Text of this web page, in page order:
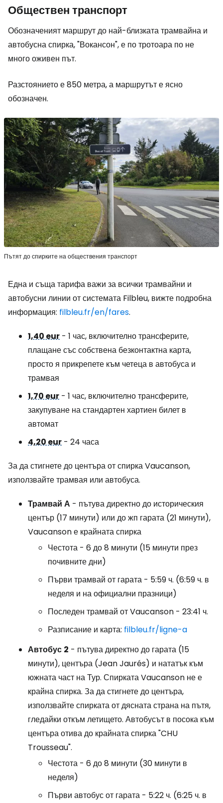
Обществен транспорт
Обозначеният маршрут до най-близката трамвайна и
автобусна спирка, "Вокансон", е по тротоара по не
много оживен път.
Разстоянието е 850 метра, а маршрутът е ясно
обозначен.
Пътят до спирките на обществения транспорт
Една и съща тарифа важи за всички трамвайни и
автобусни линии от системата Filbleu, вижте подробна
информация: filbleu.fr/en/fares.
1,40 eur - 1 час, включително трансферите,
плащане със собствена безконтактна карта,
просто я прикрепете към четеца в автобуса и
трамвая
1,70 eur - 1 час, включително трансферите,
закупуване на стандартен хартиен билет в
автомат
4,20 eur - 24 часа
За да стигнете до центъра от спирка Vaucanson,
използвайте трамвая или автобуса.
Трамвай А - пътува директно до историческия
център (17 минути) или до жп гарата (21 минути),
Vaucanson е крайната спирка
Честота - 6 до 8 минути (15 минути през
почивните дни)
Първи трамвай от гарата - 5:59 ч. (6:59 ч. в
неделя и на официални празници)
Последен трамвай от Vaucanson - 23:41 ч.
Разписание и карта: filbleu.fr/ligne-a
Автобус 2 - пътува директно до гарата (15
минути), центъра (Jean Jaurés) и нататък към
южната част на Тур. Спирката Vaucanson не е
крайна спирка. За да стигнете до центъра,
използвайте спирката от дясната страна на пътя,
гледайки откъм летището. Автобусът в посока към
центъра отива до крайната спирка "CHU
Trousseau".
Честота - 6 до 8 минути (30 минути в
неделя)
Първи автобус от гарата - 5:22 ч. (6:25 ч. в